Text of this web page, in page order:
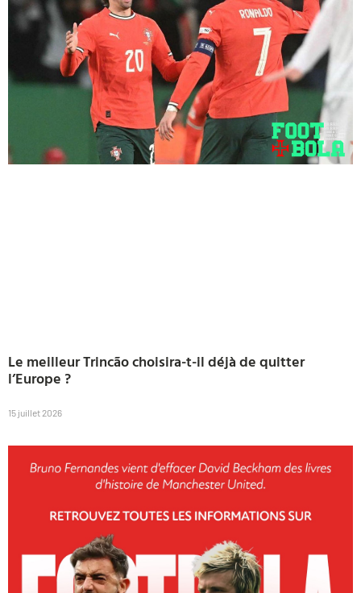
Le meilleur Trincão choisira-t-il déjà de quitter
l’Europe ?
15 juillet 2026